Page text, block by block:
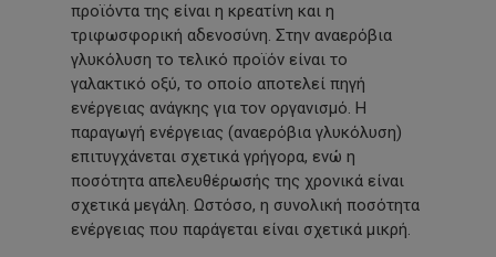
προϊόντα της είναι η κρεατίνη και η
τριφωσφορική αδενοσύνη. Στην αναερόβια
γλυκόλυση το τελικό προϊόν είναι το
γαλακτικό οξύ, το οποίο αποτελεί πηγή
ενέργειας ανάγκης για τον οργανισμό. Η
παραγωγή ενέργειας (αναερόβια γλυκόλυση)
επιτυγχάνεται σχετικά γρήγορα, ενώ η
ποσότητα απελευθέρωσής της χρονικά είναι
σχετικά μεγάλη. Ωστόσο, η συνολική ποσότητα
ενέργειας που παράγεται είναι σχετικά μικρή.